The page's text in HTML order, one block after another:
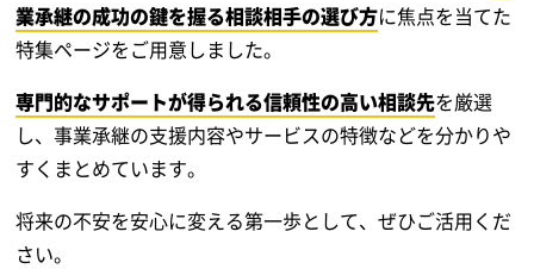
業承継の成功の鍵を握る相談相手の選び方に焦点を当てた
特集ページをご用意しました。
専門的なサポートが得られる信頼性の高い相談先を厳選
し、事業承継の支援内容やサービスの特徴などを分かりや
すくまとめています。
将来の不安を安心に変える第一歩として、ぜひご活用くだ
さい。